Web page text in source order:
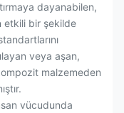
dayanabilen,
etkili bir şekilde
veya aşan,
malzemeden
vücudunda